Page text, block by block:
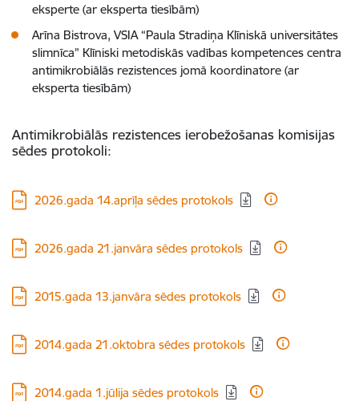
eksperte (ar eksperta tiesībām)
Arīna Bistrova, VSIA “Paula Stradiņa Klīniskā universitātes
slimnīca” Klīniski metodiskās vadības kompetences centra
antimikrobiālās rezistences jomā koordinatore (ar
eksperta tiesībām)
Antimikrobiālās rezistences ierobežošanas komisijas
sēdes protokoli:
Lejupielādēt:
2026.gada 14.aprīļa sēdes protokols
Lejupielādēt:
2026.gada 21.janvāra sēdes protokols
Lejupielādēt:
2015.gada 13.janvāra sēdes protokols
Lejupielādēt:
2014.gada 21.oktobra sēdes protokols
Lejupielādēt:
2014.gada 1.jūlija sēdes protokols